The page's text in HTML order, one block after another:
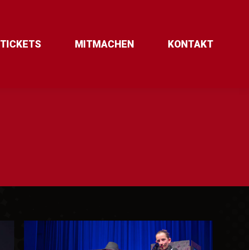
TICKETS MITMACHEN KONTAKT